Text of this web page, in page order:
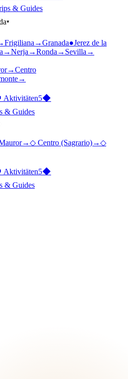
& Guides
▾
Frigiliana →Granada●Jerez de la
→Nerja →Ronda → Sevilla →
→Centro
→
Aktivitäten5◆
& Guides
→◇ Centro (Sagrario)→◇
Aktivitäten5◆
& Guides